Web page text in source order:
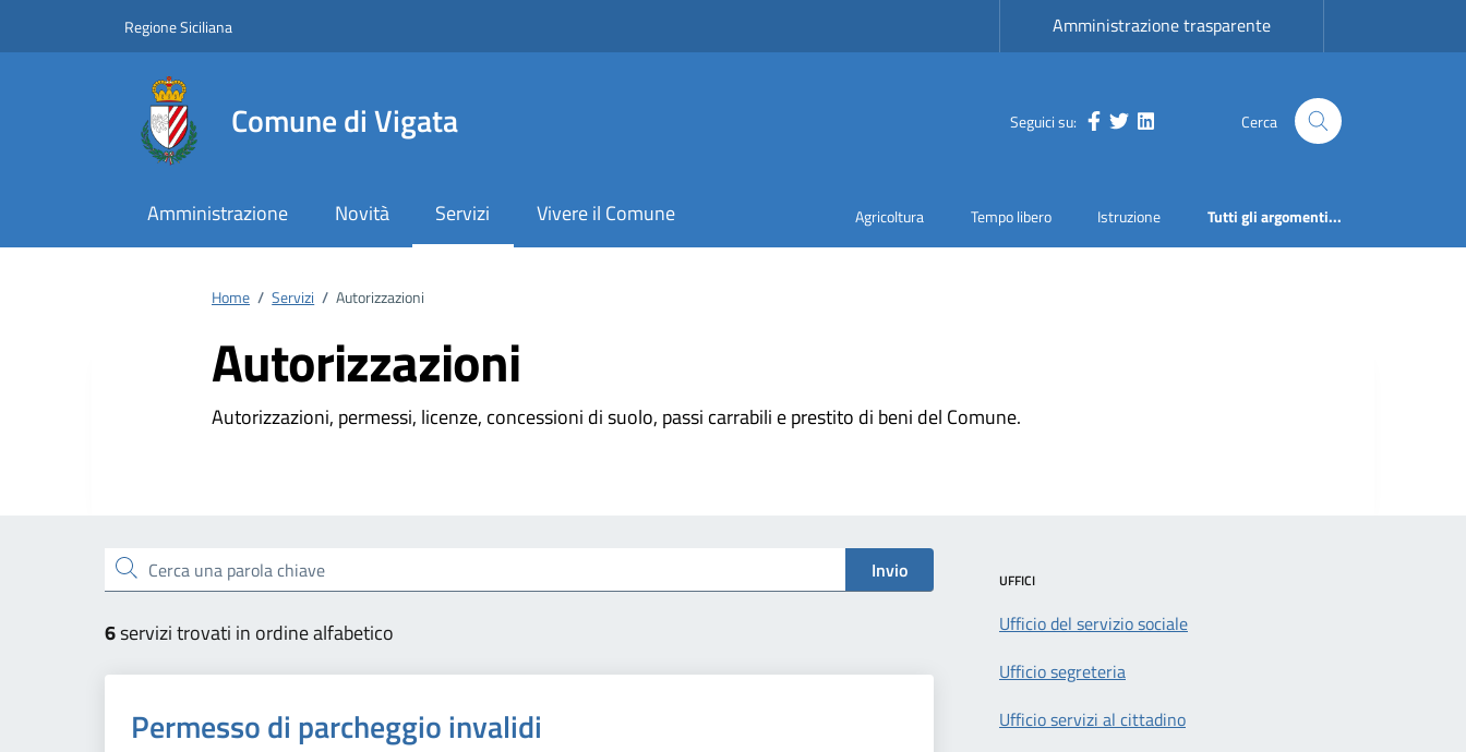
Regione Siciliana Amministrazione trasparente
Comune di Vigata Seguici su: Facebook
TwitterLinkedIn Cerca
Amministrazione Novità Servizi Vivere il Comune Agricoltura Tempo libero Istruzione Tutti gli argomenti...
Home / Servizi / Autorizzazioni
Autorizzazioni
Autorizzazioni, permessi, licenze, concessioni di suolo, passi carrabili e prestito di beni del Comune.
Esplora tutti i servizi
Cerca una parola chiave Invio
6servizi trovati in ordine alfabetico
Permesso di parcheggio invalidi
UFFICI
Ufficio del servizio sociale
Ufficio segreteria
Ufficio servizi al cittadino